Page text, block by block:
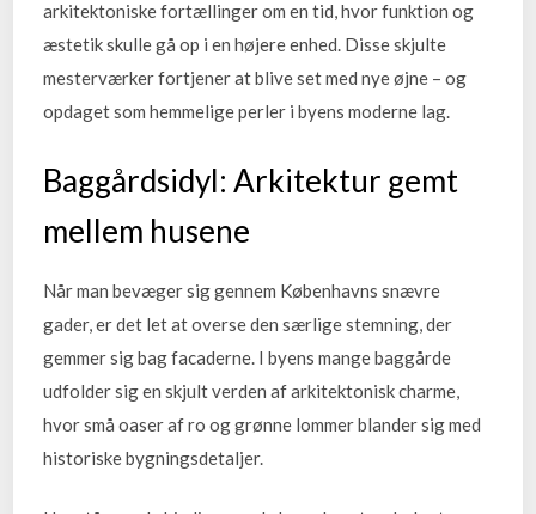
arkitektoniske fortællinger om en tid, hvor funktion og
æstetik skulle gå op i en højere enhed. Disse skjulte
mesterværker fortjener at blive set med nye øjne – og
opdaget som hemmelige perler i byens moderne lag.
Baggårdsidyl: Arkitektur gemt
mellem husene
Når man bevæger sig gennem Københavns snævre
gader, er det let at overse den særlige stemning, der
gemmer sig bag facaderne. I byens mange baggårde
udfolder sig en skjult verden af arkitektonisk charme,
hvor små oaser af ro og grønne lommer blander sig med
historiske bygningsdetaljer.